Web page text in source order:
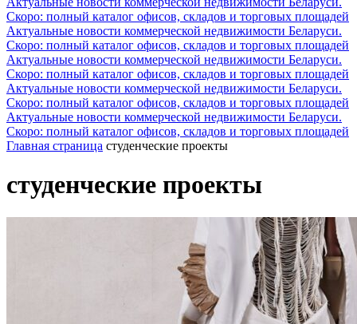
Скоро: полный каталог офисов, складов и торговых площадей
Актуальные новости коммерческой недвижимости Беларуси.
Скоро: полный каталог офисов, складов и торговых площадей
Актуальные новости коммерческой недвижимости Беларуси.
Скоро: полный каталог офисов, складов и торговых площадей
Актуальные новости коммерческой недвижимости Беларуси.
Скоро: полный каталог офисов, складов и торговых площадей
Актуальные новости коммерческой недвижимости Беларуси.
Скоро: полный каталог офисов, складов и торговых площадей
Главная страница студенческие проекты
студенческие проекты